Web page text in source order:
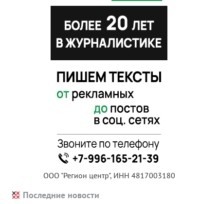
ООО "Регион центр", ИНН 4817003180
Последние новости